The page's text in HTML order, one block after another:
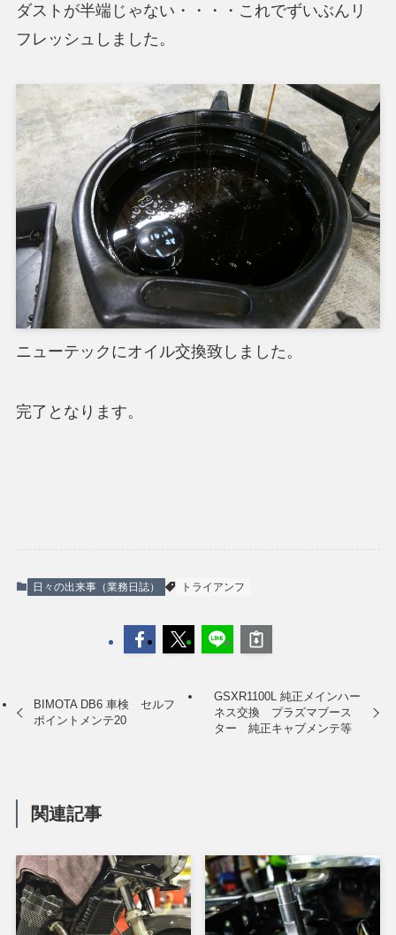
ダストが半端じゃない・・・・これでずいぶんリ
フレッシュしました。
ニューテックにオイル交換致しました。
完了となります。
日々の出来事（業務日誌） トライアンフ
BIMOTA DB6 車検 セルフ
ポイントメンテ20
GSXR1100L 純正メインハー
ネス交換 プラズマブース
ター 純正キャブメンテ等
関連記事